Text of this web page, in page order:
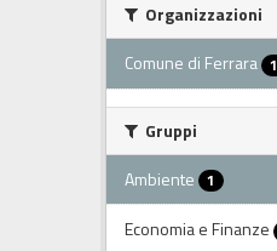
Organizzazioni
Comune di Ferrara 1
Gruppi
Ambiente 1
Economia e Finanze